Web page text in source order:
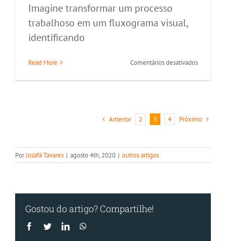
Imagine transformar um processo
trabalhoso em um fluxograma visual,
identificando
Read More Comentários desativadosem
trabalho
de
Anterior 2 3 4 Próximo
PorJosafá Tavares | agosto 4th, 2020 | outros artigos
Gostou do artigo? Compartilhe!
Facebook
TwitterLinkedIn